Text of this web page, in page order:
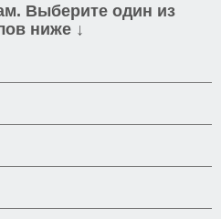
Выберите один из
ниже ↓